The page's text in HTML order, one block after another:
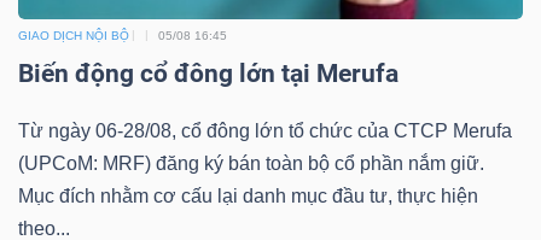
GIAO DỊCH NỘI BỘ 05/08 16:45
Biến động cổ đông lớn tại Merufa
Từ ngày 06-28/08, cổ đông lớn tổ chức của CTCP Merufa
(UPCoM: MRF) đăng ký bán toàn bộ cổ phần nắm giữ.
Mục đích nhằm cơ cấu lại danh mục đầu tư, thực hiện
theo...
(-)
ngữ
(-)